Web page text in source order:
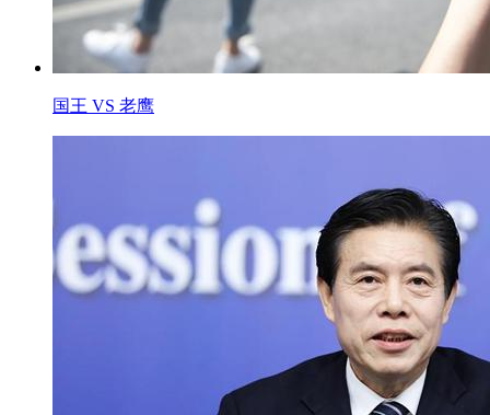
国王 VS 老鹰